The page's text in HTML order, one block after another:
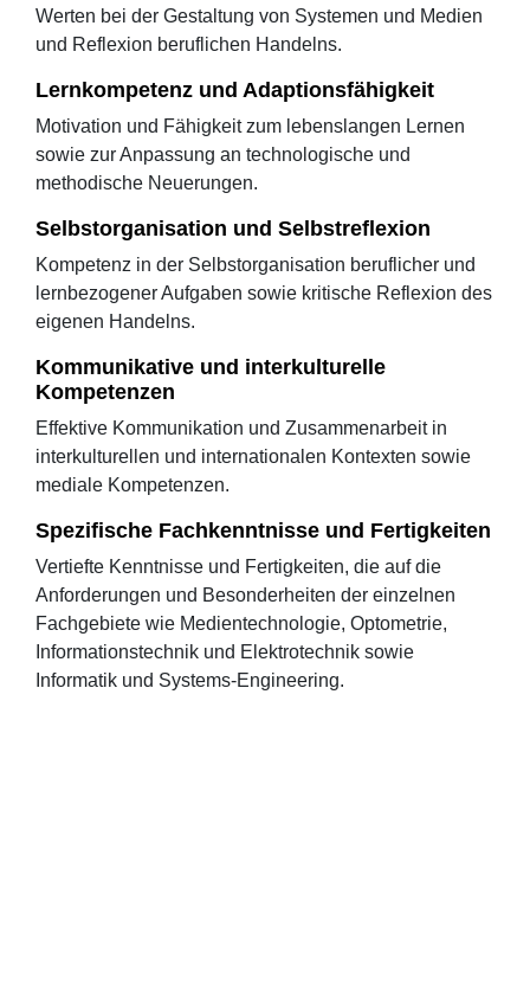
Werten bei der Gestaltung von Systemen und Medien
und Reflexion beruflichen Handelns.
Lernkompetenz und Adaptionsfähigkeit
Motivation und Fähigkeit zum lebenslangen Lernen
sowie zur Anpassung an technologische und
methodische Neuerungen.
Selbstorganisation und Selbstreflexion
Kompetenz in der Selbstorganisation beruflicher und
lernbezogener Aufgaben sowie kritische Reflexion des
eigenen Handelns.
Kommunikative und interkulturelle
Kompetenzen
Effektive Kommunikation und Zusammenarbeit in
interkulturellen und internationalen Kontexten sowie
mediale Kompetenzen.
Spezifische Fachkenntnisse und Fertigkeiten
Vertiefte Kenntnisse und Fertigkeiten, die auf die
Anforderungen und Besonderheiten der einzelnen
Fachgebiete wie Medientechnologie, Optometrie,
Informationstechnik und Elektrotechnik sowie
Informatik und Systems-Engineering.